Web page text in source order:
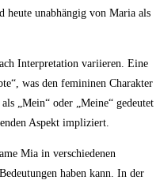
heute unabhängig von Maria als
Interpretation variieren. Eine
was den femininen Charakter
„Mein“ oder‍ „Meine“ gedeutet
Aspekt impliziert.
Mia in verschiedenen
haben kann. In der